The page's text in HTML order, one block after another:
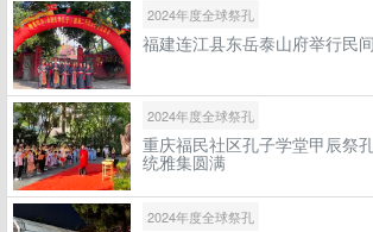
2024年度全球祭孔
福建连江县东岳泰山府举行民
2024年度全球祭孔
重庆福民社区孔子学堂甲辰祭
统雅集圆满
2024年度全球祭孔